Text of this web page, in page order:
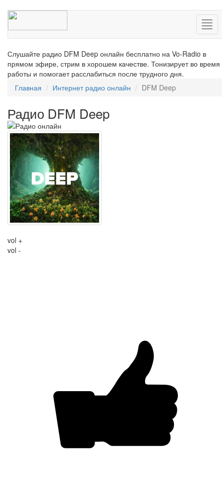
Слушайте радио DFM Deep онлайн бесплатно на Vo-Radio в
прямом эфире, стрим в хорошем качестве. Тонизирует во время
работы и помогает расслабиться после трудного дня.
Главная
Интернет радио онлайн DFM Deep
Радио DFM Deep
vol +
vol -